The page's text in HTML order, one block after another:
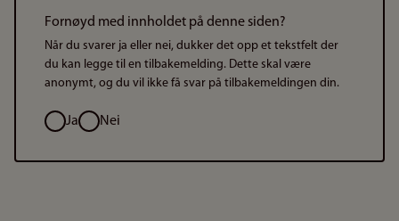
Fornøyd med innholdet på denne siden?
Når du svarer ja eller nei, dukker det opp et tekstfelt der
du kan legge til en tilbakemelding. Dette skal være
anonymt, og du vil ikke få svar på tilbakemeldingen din.
ValgJa Nei